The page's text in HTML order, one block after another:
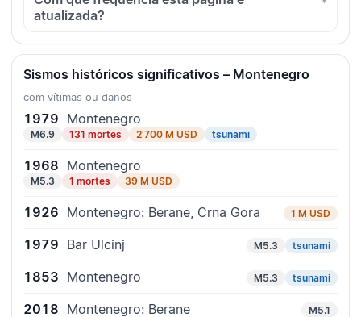
atualizada?
Sismos históricos significativos – Montenegro
com vítimas ou danos
1979 Montenegro
M6.9 131 mortes 2'700 M USD tsunami
1968 Montenegro
M5.3 1 mortes 39 M USD
1926 Montenegro: Berane, Crna Gora 1 M USD
1979 Bar Ulcinj M5.3 tsunami
1853 Montenegro M5.3 tsunami
2018 Montenegro: Berane M5.1